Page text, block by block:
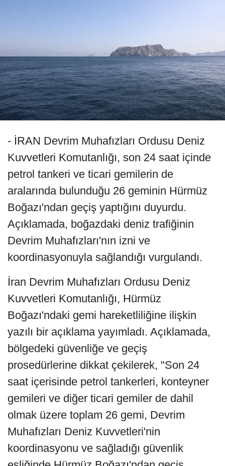
- İRAN Devrim Muhafızları Ordusu Deniz
Kuvvetleri Komutanlığı, son 24 saat içinde
petrol tankeri ve ticari gemilerin de
aralarında bulunduğu 26 geminin Hürmüz
Boğazı'ndan geçiş yaptığını duyurdu.
Açıklamada, boğazdaki deniz trafiğinin
Devrim Muhafızları'nın izni ve
koordinasyonuyla sağlandığı vurgulandı.
İran Devrim Muhafızları Ordusu Deniz
Kuvvetleri Komutanlığı, Hürmüz
Boğazı'ndaki gemi hareketliliğine ilişkin
yazılı bir açıklama yayımladı. Açıklamada,
bölgedeki güvenliğe ve geçiş
prosedürlerine dikkat çekilerek, "Son 24
saat içerisinde petrol tankerleri, konteyner
gemileri ve diğer ticari gemiler de dahil
olmak üzere toplam 26 gemi, Devrim
Muhafızları Deniz Kuvvetleri'nin
koordinasyonu ve sağladığı güvenlik